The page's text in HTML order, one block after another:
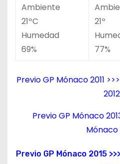
Ambiente
21ºC
Humedad
69%
21º
77%
Previo GP Mónaco 2011
2012
Previo GP Mónaco
Mónaco
Previo GP Mónaco 2015